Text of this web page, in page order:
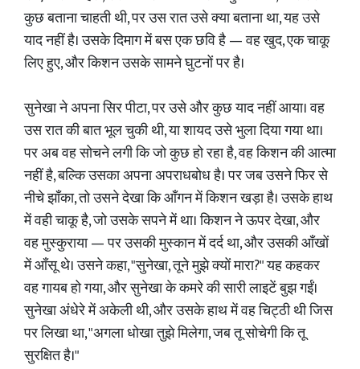
कुछ बताना चाहती थी, पर उस रात उसे क्या बताना था, यह उसे
याद नहीं है। उसके दिमाग में बस एक छवि है — वह खुद, एक चाकू
लिए हुए, और किशन उसके सामने घुटनों पर है।
सुनेखा ने अपना सिर पीटा, पर उसे और कुछ याद नहीं आया। वह
उस रात की बात भूल चुकी थी, या शायद उसे भुला दिया गया था।
पर अब वह सोचने लगी कि जो कुछ हो रहा है, वह किशन की आत्मा
नहीं है, बल्कि उसका अपना अपराधबोध है। पर जब उसने फिर से
नीचे झाँका, तो उसने देखा कि आँगन में किशन खड़ा है। उसके हाथ
में वही चाकू है, जो उसके सपने में था। किशन ने ऊपर देखा, और
वह मुस्कुराया — पर उसकी मुस्कान में दर्द था, और उसकी आँखों
में आँसू थे। उसने कहा, "सुनेखा, तूने मुझे क्यों मारा?" यह कहकर
वह गायब हो गया, और सुनेखा के कमरे की सारी लाइटें बुझ गईं।
सुनेखा अंधेरे में अकेली थी, और उसके हाथ में वह चिट्ठी थी जिस
पर लिखा था, "अगला धोखा तुझे मिलेगा, जब तू सोचेगी कि तू
सुरक्षित है।"